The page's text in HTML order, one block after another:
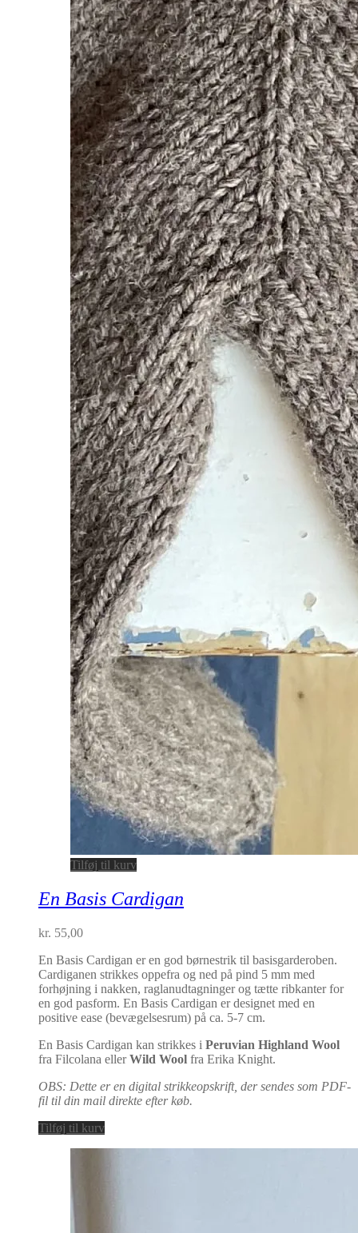
Tilføj til kurv
En Basis Cardigan
kr. 55,00
En Basis Cardigan er en god børnestrik til basisgarderoben.
Cardiganen strikkes oppefra og ned på pind 5 mm med
forhøjning i nakken, raglanudtagninger og tætte ribkanter for
en god pasform. En Basis Cardigan er designet med en
positive ease (bevægelsesrum) på ca. 5-7 cm.
En Basis Cardigan kan strikkes i Peruvian Highland Wool
fra Filcolana ellerWild Wool fra Erika Knight.
OBS: Dette er en digital strikkeopskrift, der sendes som PDF-
fil til din mail direkte efter køb.
Tilføj til kurv